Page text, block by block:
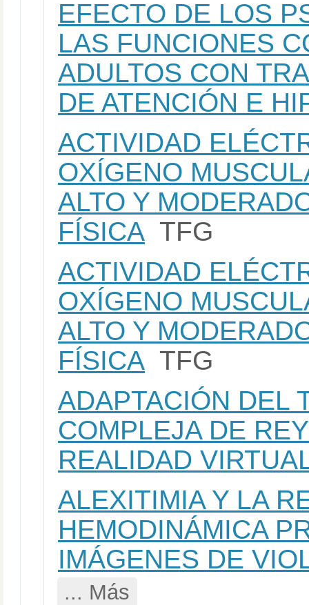
EFECTO DE LOS
LAS FUNCIONES
ADULTOS CON
DE ATENCIÓN E
ACTIVIDAD
OXÍGENO
ALTO Y
FÍSICA TFG
ACTIVIDAD
OXÍGENO
ALTO Y
FÍSICA TFG
ADAPTACIÓN DEL
COMPLEJA DE
REALIDAD
ALEXITIMIA Y LA
HEMODINÁMICA
IMÁGENES DE
... Más